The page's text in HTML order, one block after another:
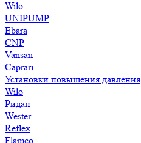
Wilo
UNIPUMP
Ebara
CNP
Vansan
Caprari
Установки повышения давления
Wilo
Ридан
Wester
Reflex
Flamco